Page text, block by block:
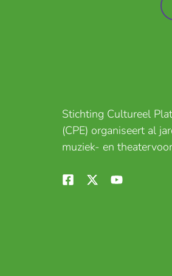
Stichting Cultureel
(CPE) organiseert al
muziek- en